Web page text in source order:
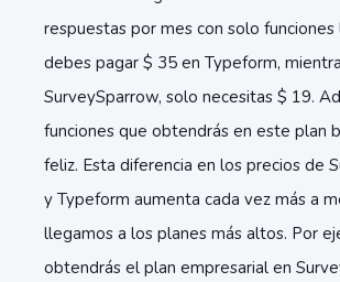
respuestas por mes con solo funciones
debes pagar $ 35 en Typeform,
SurveySparrow, solo necesitas $ 19.
funciones que obtendrás en este plan
feliz. Esta diferencia en los precios de
y Typeform aumenta cada vez más a
llegamos a los planes más altos. Por
obtendrás el plan empresarial en